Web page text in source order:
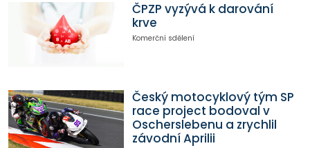
ČPZP vyzývá k darování
krve
Komerční sdělení
Český motocyklový tým SP
race project bodoval v
Oscherslebenu a zrychlil
závodní Aprilii